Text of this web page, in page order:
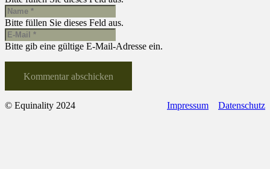
Bitte füllen Sie dieses Feld aus.
Bitte gib eine gültige E-Mail-Adresse ein.
Kommentar abschicken
© Equinality 2024 Impressum Datenschutz